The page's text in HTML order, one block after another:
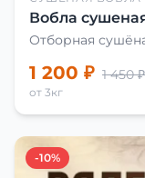
Вобла
Отборная
1 200 ₽ 1 450 ₽
от 3кг
-10%